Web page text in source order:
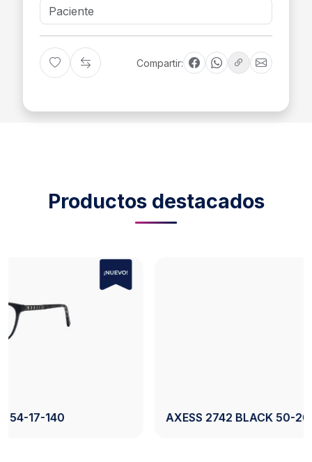
Compartir:
Productos destacados
AXESS 2742 BLACK 50-20-140